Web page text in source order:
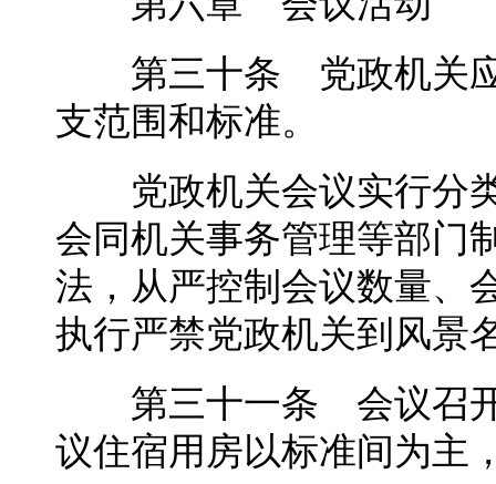
第三十条 党政机关应
支范围和标准。
党政机关会议实行分类
会同机关事务管理等部门
法，从严控制会议数量、
执行严禁党政机关到风景
第三十一条 会议召开
议住宿用房以标准间为主